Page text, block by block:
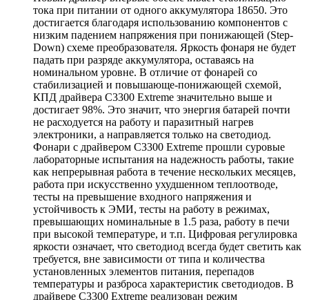
тока при питании от одного аккумулятора 18650. Это
достигается благодаря использованию компонентов с
низким падением напряжения при понижающей (Step-
Down) схеме преобразователя. Яркость фонаря не будет
падать при разряде аккумулятора, оставаясь на
номинальном уровне. В отличие от фонарей со
стабилизацией и повышающе-понижающей схемой,
КПД драйвера C3300 Extreme значительно выше и
достигает 98%. Это значит, что энергия батарей почти
не расходуется на работу и паразитный нагрев
электроники, а направляется только на светодиод.
Фонари с драйвером C3300 Extreme прошли суровые
лабораторные испытания на надежность работы, такие
как непрерывная работа в течение нескольких месяцев,
работа при искусственно ухудшенном теплоотводе,
тесты на превышение входного напряжения и
устойчивость к ЭМИ, тесты на работу в режимах,
превышающих номинальные в 1.5 раза, работу в печи
при высокой температуре, и т.п. Цифровая регулировка
яркости означает, что светодиод всегда будет светить как
требуется, вне зависимости от типа и количества
установленных элементов питания, перепадов
температуры и разброса характеристик светодиодов. В
драйвере C3300 Extreme реализован режим